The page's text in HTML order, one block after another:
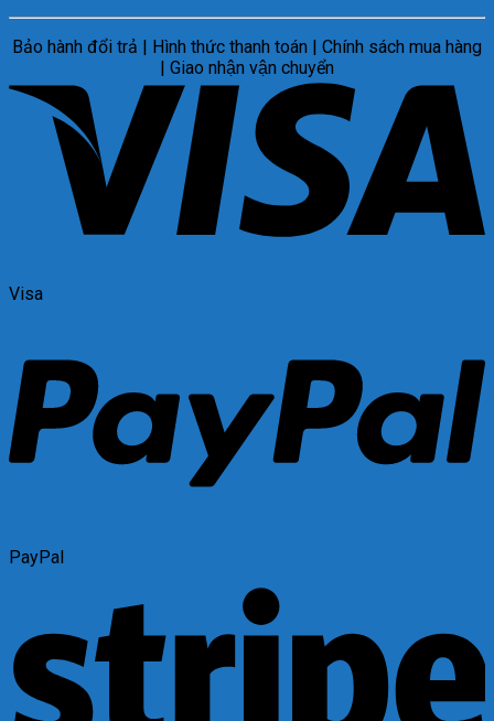
Bảo hành đổi trả | Hình thức thanh toán | Chính sách mua hàng
| Giao nhận vận chuyển
Visa
PayPal